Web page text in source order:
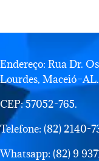
Endereço: Rua Dr.
Lourdes, Maceió–AL.
CEP: 57052-765.
Telefone: (82) 2140-
Whatsapp: (82) 9